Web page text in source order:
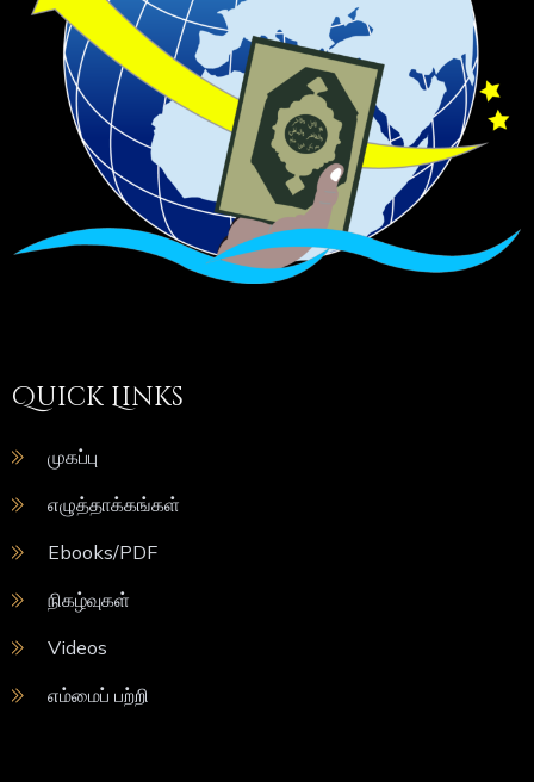
Quick Links
முகப்பு
எழுத்தாக்கங்கள்
Ebooks/PDF
நிகழ்வுகள்
Videos
எம்மைப் பற்றி